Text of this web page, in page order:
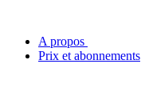
A propos
Prix et abonnements